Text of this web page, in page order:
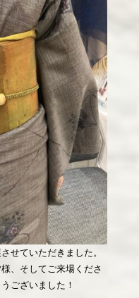
せていただきました。
、そしてご来場くださ
ございました！